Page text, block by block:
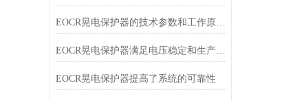
EOCR晃电保护器的技术参数和工作原理介绍
EOCR晃电保护器满足电压稳定和生产工艺要求
EOCR晃电保护器提高了系统的可靠性